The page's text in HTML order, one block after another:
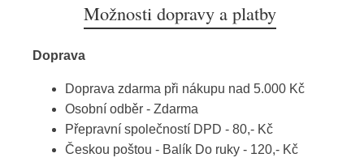
Možnosti dopravy a platby
Doprava
Doprava zdarma při nákupu nad 5.000 Kč
Osobní odběr - Zdarma
Přepravní společností DPD - 80,- Kč
Českou poštou - Balík Do ruky - 120,- Kč